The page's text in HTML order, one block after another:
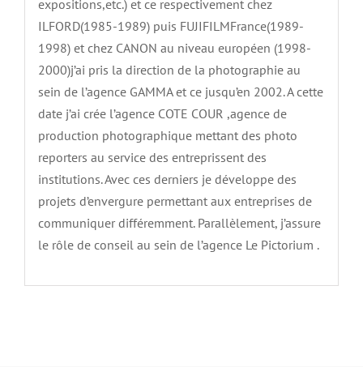
expositions,etc.) et ce respectivement chez
ILFORD(1985-1989) puis FUJIFILMFrance(1989-
1998) et chez CANON au niveau européen (1998-
2000)j’ai pris la direction de la photographie au
sein de l’agence GAMMA et ce jusqu’en 2002. A cette
date j’ai crée l’agence COTE COUR ,agence de
production photographique mettant des photo
reporters au service des entreprissent des
institutions. Avec ces derniers je développe des
projets d’envergure permettant aux entreprises de
communiquer différemment. Parallèlement, j’assure
le rôle de conseil au sein de l’agence Le Pictorium .